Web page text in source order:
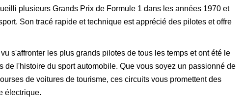
plusieurs Grands Prix de Formule 1 dans les années 1970 et
Son tracé rapide et technique est apprécié des pilotes et offre
s'affronter les plus grands pilotes de tous les temps et ont été le
de l'histoire du sport automobile. Que vous soyez un passionné de
de voitures de tourisme, ces circuits vous promettent des
électrique.